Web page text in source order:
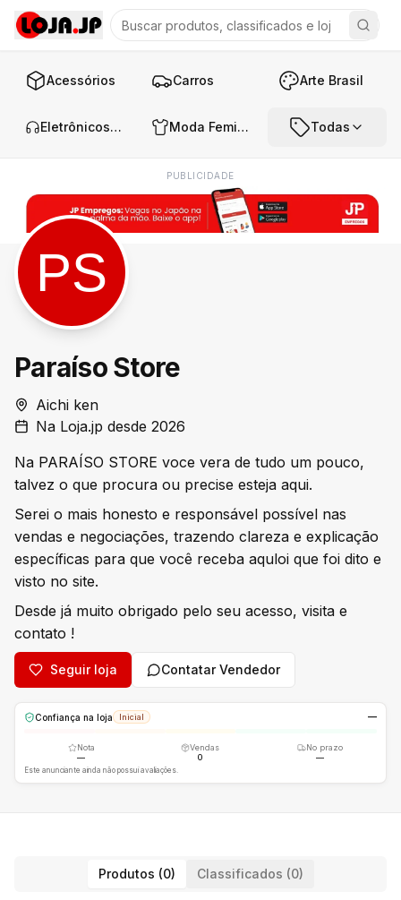
Acessórios Carros Arte Brasil
Eletrônicos e Áudio Moda Feminina Todas
PUBLICIDADE
Paraíso Store
Aichi ken
Na Loja.jp desde 2026
Na PARAÍSO STORE voce vera de tudo um pouco,
talvez o que procura ou precise esteja aqui.
Serei o mais honesto e responsável possível nas
vendas e negociações, trazendo clareza e explicação
específicas para que você receba aquloi que foi dito e
visto no site.
Desde já muito obrigado pelo seu acesso, visita e
contato !
Seguir loja Contatar Vendedor
Confiança na loja Inicial —
Nota
—
Vendas
0
No prazo
—
Este anunciante ainda não possui avaliações.
Produtos (0) Classificados (0)